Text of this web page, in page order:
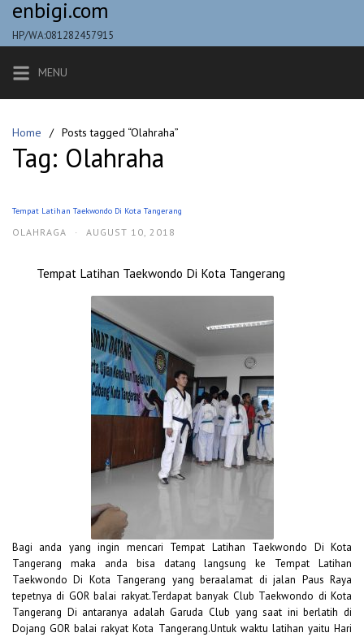
Skip
content
enbigi.com
HP/WA:081282457915
MENU
Home Posts tagged “Olahraha”
Tag: Olahraha
Tempat Latihan Taekwondo Di Kota Tangerang
OLAHRAGA · AUGUST 10, 2018
Tempat Latihan Taekwondo Di Kota Tangerang
Bagi anda yang ingin mencari Tempat Latihan Taekwondo Di Kota
Tangerang maka anda bisa datang langsung ke Tempat Latihan
Taekwondo Di Kota Tangerang yang beraalamat di jalan Paus Raya
tepetnya di GOR balai rakyat.Terdapat banyak Club Taekwondo di Kota
Tangerang Di antaranya adalah Garuda Club yang saat ini berlatih di
Dojang GOR balai rakyat Kota Tangerang.Untuk waktu latihan yaitu Hari